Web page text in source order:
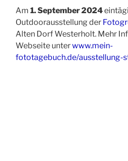
Am 1. September 2024
Outdoorausstellung der
Alten Dorf Westerholt. Mehr
Webseite unterwww.mein-
fototagebuch.de/ausstellung-